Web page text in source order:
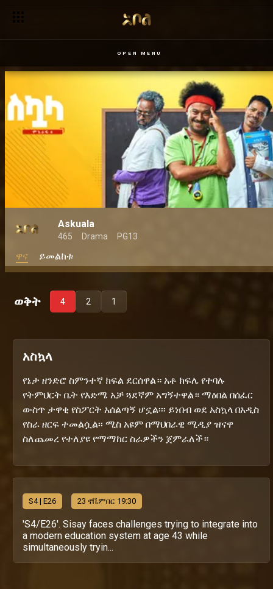
OPEN MENU
Askuala
465 Drama PG13
ዋና ይመልከቱ
ወቅት 4 2 1
አስኳላ
የኔታ ዘንድሮ ስምንተኛ ክፍል ደርሰዋል። አቶ ክፍሌ የተባሉ
የትምህርት ቤት የእድሜ አቻ ጓደኛም አግኝተዋል። ማዕበል በሰፈር
ውስጥ ታዋቂ የስፖርት አሰልጣኝ ሆኗል፡፡፡ ይነበብ ወደ አስኳላ በአዲስ
የስራ ዘርፍ ተመልሷል፡፡ ሚስ አዩም በማህበራዊ ሚዲያ ዝናዋ
ስለጨመረ የተለያዩ የማማከር ስራዎችን ጀምራለች።
S4 | E26 23 ኖቬምበር 19:30
'S4/E26'. Sisay faces challenges trying to integrate into
a modern education system at age 43 while
simultaneously tryin...